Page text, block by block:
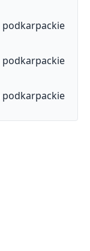
podkarpackie
podkarpackie
podkarpackie